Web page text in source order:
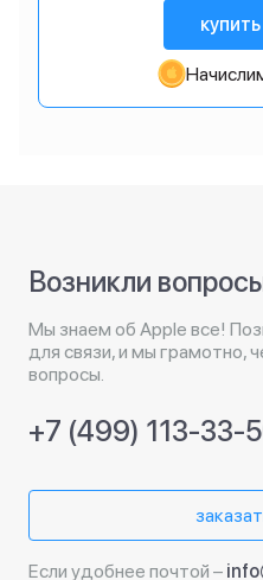
Возникли
Мы знаем об Apple все!
для связи, и мы грамотно,
вопросы.
+7 (499) 113-33-
Если удобнее почтой –